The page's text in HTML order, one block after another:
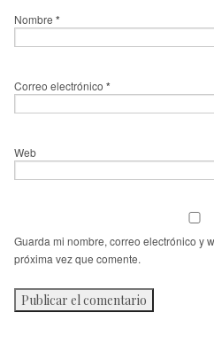
Nombre *
Correo electrónico *
Web
Guarda mi nombre, correo electrónico y
próxima vez que comente.